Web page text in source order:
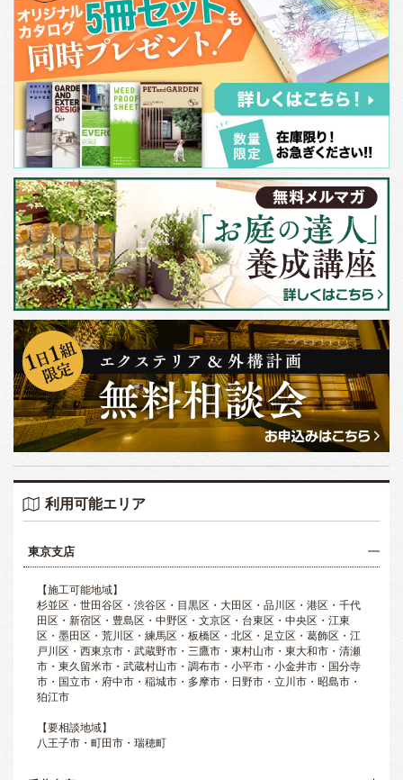
利用可能エリア
東京支店
【施工可能地域】
杉並区・世田谷区・渋谷区・目黒区・大田区・品川区・港区・千代
田区・新宿区・豊島区・中野区・文京区・台東区・中央区・江東
区・墨田区・荒川区・練馬区・板橋区・北区・足立区・葛飾区・江
戸川区・西東京市・武蔵野市・三鷹市・東村山市・東大和市・清瀬
市・東久留米市・武蔵村山市・調布市・小平市・小金井市・国分寺
市・国立市・府中市・稲城市・多摩市・日野市・立川市・昭島市・
狛江市
【要相談地域】
八王子市・町田市・瑞穂町